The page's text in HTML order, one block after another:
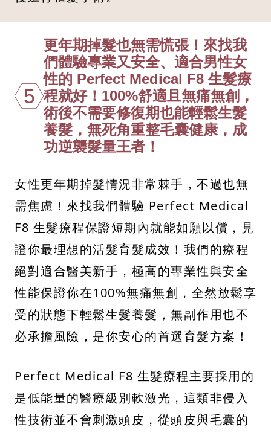
5
更年期掉髮也無需慌張！來找我
們體驗專業又安全、適合男性女
性的 Perfect Medical F8 生髮療
程就好！100%舒適且無痛無創，
術後不需要修復期也能輕鬆生髮
養髮，無死角重整毛囊健康，成
功逆襲髮量王者！
女性更年期掉髮情況非常棘手，不過也無
需焦慮！來找我們體驗 Perfect Medical
F8 生髮療程保證短期內就能如願以償，見
證你最理想的活髮育髮成效！我們的療程
絕對適合醫美新手，極高的專業性與安全
性能保證你在100%無痛無創，全然放鬆享
受的狀態下輕鬆生髮養髮，無副作用也不
必承擔風險，是你安心的首選育髮方案！
Perfect Medical F8 生髮療程主要採用的
是低能量的醫療級別軟激光，這類非侵入
性技術並不會刺激頭皮，從頭皮與毛囊的